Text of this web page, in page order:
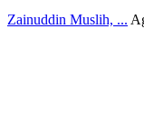
Zainuddin Muslih, ...